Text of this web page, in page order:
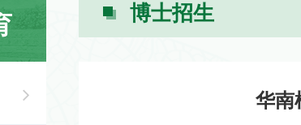
博士招生
华南